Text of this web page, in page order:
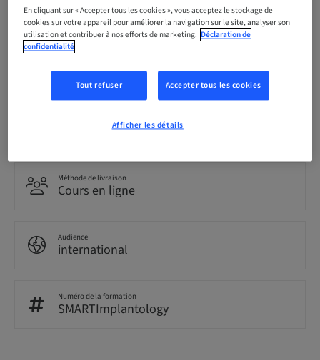
Réservation possible
Anglais
0.00 Points
Méthode de livraison
Cours en ligne
Audience
international
Numéro de la formation
SMARTImplantology
En cliquant sur « Accepter tous les cookies », vous acceptez le stockage de
cookies sur votre appareil pour améliorer la navigation sur le site, analyser son
utilisation et contribuer à nos efforts de marketing. Déclaration de
confidentialité
Tout refuser Accepter tous les cookies
Afficher les détails